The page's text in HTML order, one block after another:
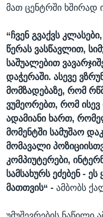
მათ ცენტრში ხშირად
“ ჩვენ გვაქვს
წერას ვასწავლით,
საშუალებით
დაჭერაში. ასევე
მომზადებაზე, რომ
ვუმეორებთ, რომ ისევ
ადამიანი ხართ,
მომენტში სამუშაო
მომავალი
კომპიუტერები,
სამსახურს ეძებენ -
მათთვის“ - ამბობს